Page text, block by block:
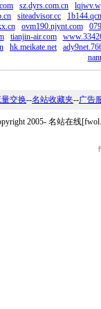
sz.dyrs.com.cn
siteadvisor.cc
ovm190.njynt.com
tianjin-air.com
hk.meikate.net
交换--名站收藏夹--广告
2005- 名站在线